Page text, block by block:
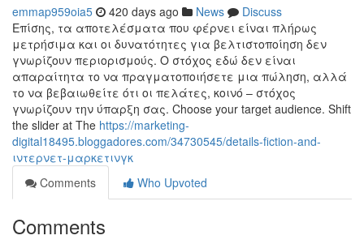
emmap959oia5 420 days ago News
Discuss
Επίσης, τα αποτελέσματα που φέρνει είναι πλήρως
μετρήσιμα και οι δυνατότητες για βελτιστοποίηση δεν
γνωρίζουν περιορισμούς. Ο στόχος εδώ δεν είναι
απαραίτητα το να πραγματοποιήσετε μια πώληση, αλλά
το να βεβαιωθείτε ότι οι πελάτες, κοινό – στόχος
γνωρίζουν την ύπαρξη σας. Choose your target audience. Shift
the slider at The https://marketing-
digital18495.bloggadores.com/34730545/details-fiction-and-
ιντερνετ-μαρκετινγκ
Comments
Who Upvoted
Comments